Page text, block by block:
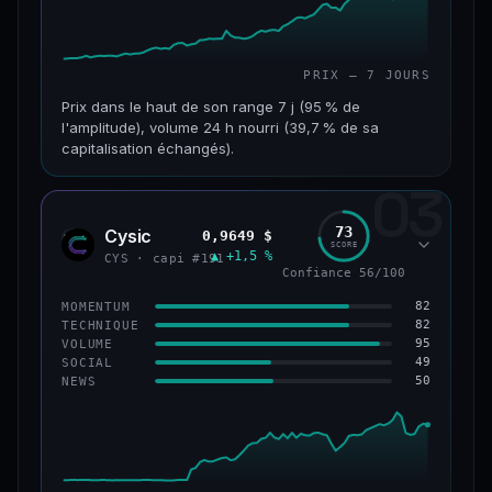
PRIX — 7 JOURS
Prix dans le haut de son range 7 j (95 % de
l'amplitude), volume 24 h nourri (39,7 % de sa
capitalisation échangés).
CAP. MARCHÉ VOLUME 24 H
VAR. 7 J VAR. 30 J
+203,1 %
VS ATH
−86,3 % #235
CONFIANCE 67/100
03
CYS Cysic
CYS · capi #191
0,9649 $
▲ +1,5 %
73
SCORE
Confiance 56/100
MOMENTUM 82
TECHNIQUE 82
VOLUME 95
SOCIAL 49
NEWS 50